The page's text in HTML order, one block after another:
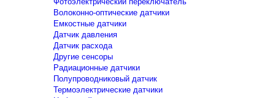
Волоконно-оптические датчики
Емкостные датчики
Датчик давления
Датчик расхода
Другие сенсоры
Радиационные датчики
Полупроводниковый датчик
Термоэлектрические датчики